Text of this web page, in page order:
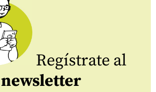
Regístrate al
newsletter